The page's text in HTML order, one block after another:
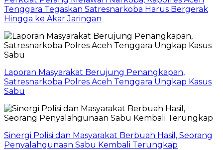
Tenggara Tegaskan Satresnarkoba Harus Bergerak
Hingga ke Akar Jaringan
Laporan Masyarakat Berujung Penangkapan,
Satresnarkoba Polres Aceh Tenggara Ungkap Kasus
Sabu
Sinergi Polisi dan Masyarakat Berbuah Hasil, Seorang
Penyalahgunaan Sabu Kembali Terungkap